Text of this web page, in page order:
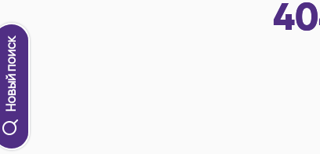
Новый поиск